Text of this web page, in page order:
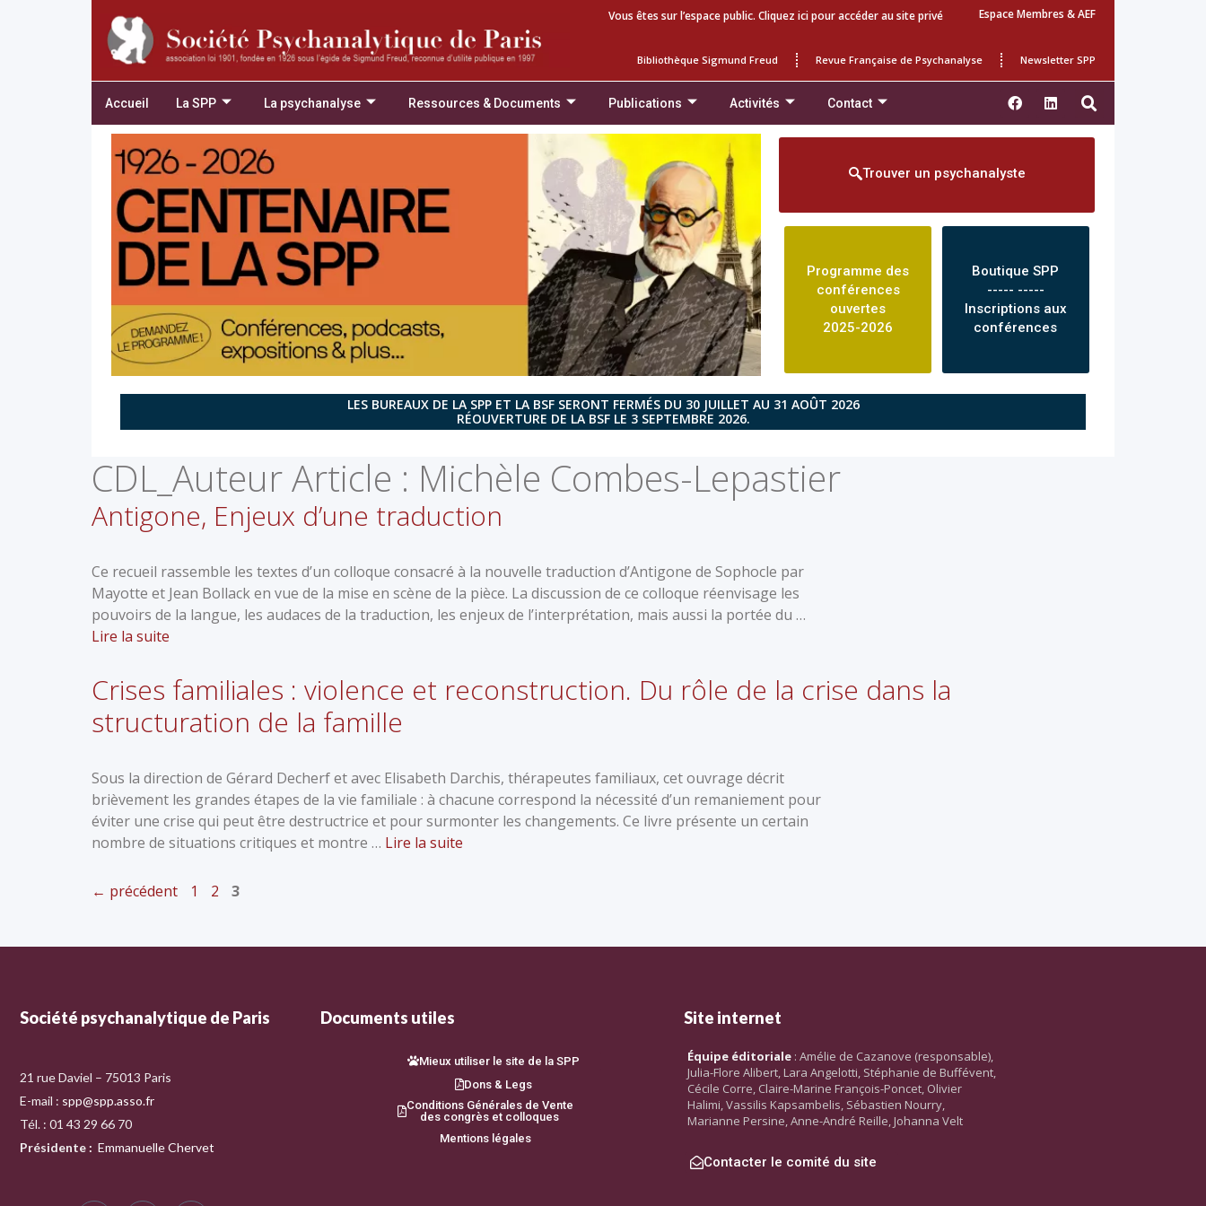
Vous êtes sur l’espace public. Cliquez ici pour accéder au site privé Espace Membres & AEF
Bibliothèque Sigmund Freud Revue Française de Psychanalyse Newsletter SPP
Accueil La SPP La psychanalyse Ressources & Documents Publications Activités Contact
Trouver un psychanalyste
Programme des
conférences
ouvertes
2025-2026
Boutique SPP
----- -----
Inscriptions aux
conférences
LES BUREAUX DE LA SPP ET LA BSF SERONT FERMÉS DU 30 JUILLET AU 31 AOÛT 2026
RÉOUVERTURE DE LA BSF LE 3 SEPTEMBRE 2026.
CDL_Auteur Article : Michèle Combes-Lepastier
Antigone, Enjeux d’une traduction
Ce recueil rassemble les textes d’un colloque consacré à la nouvelle traduction d’Antigone de Sophocle par
Mayotte et Jean Bollack en vue de la mise en scène de la pièce. La discussion de ce colloque réenvisage les
pouvoirs de la langue, les audaces de la traduction, les enjeux de l’interprétation, mais aussi la portée du …
Lire la suite
Crises familiales : violence et reconstruction. Du rôle de la crise dans la
structuration de la famille
Sous la direction de Gérard Decherf et avec Elisabeth Darchis, thérapeutes familiaux, cet ouvrage décrit
brièvement les grandes étapes de la vie familiale : à chacune correspond la nécessité d’un remaniement pour
éviter une crise qui peut être destructrice et pour surmonter les changements. Ce livre présente un certain
nombre de situations critiques et montre … Lire la suite
← précédent 1 2 3
Société psychanalytique de Paris
21 rue Daviel – 75013 Paris
E-mail : spp@spp.asso.fr
Tél. : 01 43 29 66 70
Présidente : Emmanuelle Chervet
Documents utiles
Mieux utiliser le site de la SPP
Dons & Legs
Conditions Générales de Vente
des congrès et colloques
Mentions légales
Site internet
Équipe éditoriale : Amélie de Cazanove (responsable),
Julia-Flore Alibert, Lara Angelotti, Stéphanie de Buffévent,
Cécile Corre, Claire-Marine François-Poncet, Olivier
Halimi, Vassilis Kapsambelis, Sébastien Nourry,
Marianne Persine, Anne-André Reille, Johanna Velt
Contacter le comité du site